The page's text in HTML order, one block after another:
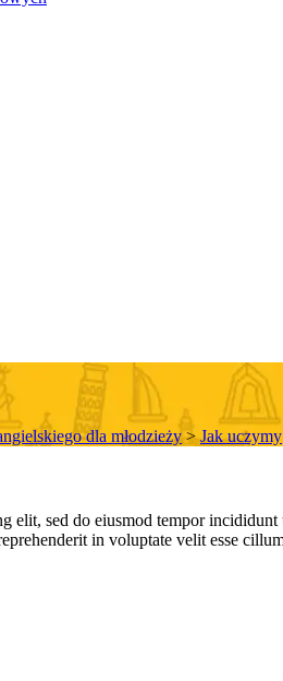
dla młodzieży>Jak uczymy
elit, sed do eiusmod tempor
in voluptate velit esse